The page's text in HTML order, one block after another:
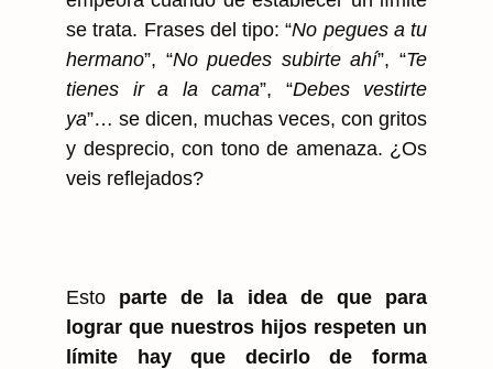
se trata. Frases del tipo: “No pegues a tu
hermano”, “No puedes subirte ahí”, “Te
tienes ir a la cama”, “Debes vestirte
ya”… se dicen, muchas veces, con gritos
y desprecio, con tono de amenaza. ¿Os
veis reflejados?
Esto parte de la idea de que para
lograr que nuestros hijos respeten un
límite hay que decirlo de forma